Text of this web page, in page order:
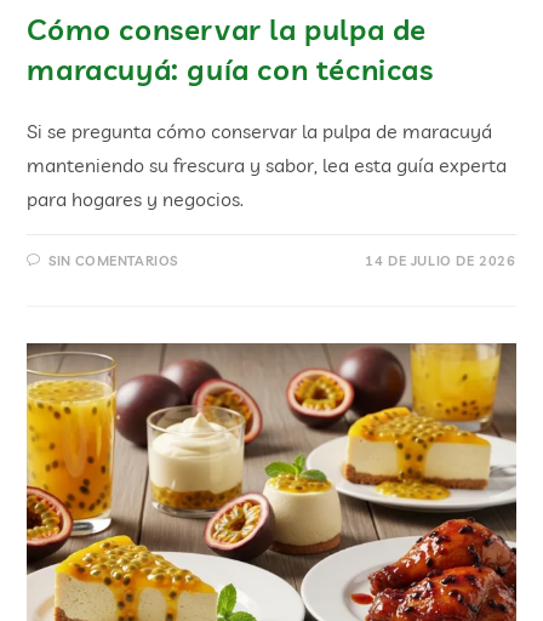
Cómo conservar la pulpa de
maracuyá: guía con técnicas
Si se pregunta cómo conservar la pulpa de maracuyá
manteniendo su frescura y sabor, lea esta guía experta
para hogares y negocios.
SIN COMENTARIOS 14 DE JULIO DE 2026